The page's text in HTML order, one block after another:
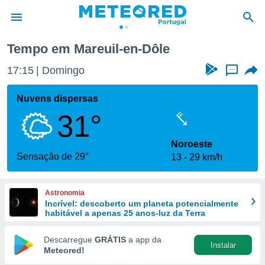
da
foi
fornecidas
a este
das
e
forma
digital
Tempo em Mareuil-en-Dôle
17:15 Domingo ...
Nuvens dispersas
31°
Sensação de 29°
Noroeste
13
29 km/h
Astronomia
Incrível: descoberto um planeta potencialmente
habitável a apenas 25 anos-luz da Terra
Descarregue GRÁTIS a app da
Meteored!
Instalar